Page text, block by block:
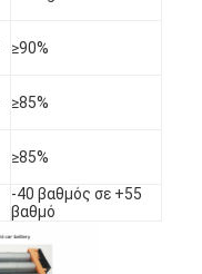
≥90%
≥85%
≥85%
-40 βαθμός σε +55
βαθμό